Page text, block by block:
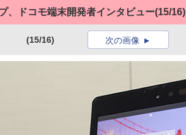
、ドコモ端末開発者インタビュー(15/16)
(15/16) 次の画像